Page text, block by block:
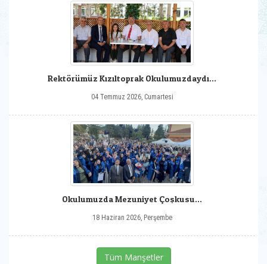
Rektörümüz Kızıltoprak Okulumuzdaydı...
04 Temmuz 2026, Cumartesi
Okulumuzda Mezuniyet Çoşkusu...
18 Haziran 2026, Perşembe
Tüm Manşetler